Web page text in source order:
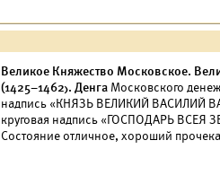
Великое Княжество Московское.
(1425–1462). Денга Московского
надпись «КНЯЗЬ ВЕЛИКИЙ ВАСИЛИЙ
круговая надпись «ГОСПОДАРЬ ВСЕЯ
Состояние отличное, хороший